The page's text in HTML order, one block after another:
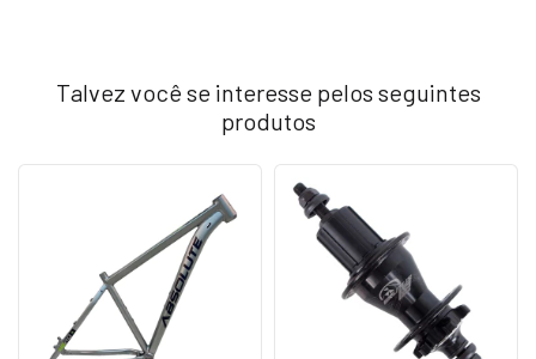
Talvez você se interesse pelos seguintes
produtos